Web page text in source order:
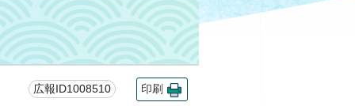
広報ID1008510 印刷